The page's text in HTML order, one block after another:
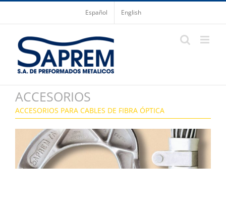
Saltar
contenido
Español English
ACCESORIOS
ACCESORIOS PARA CABLES DE FIBRA ÓPTICA